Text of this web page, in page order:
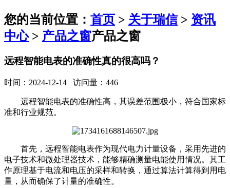
您的当前位置： 首页 > 关于瑞信> 资讯
中心> 产品之窗产品之窗
远程智能电表的准确性真的很高吗？
时间：2024-12-14 访问量：446
远程智能电表的准确性高，其误差范围极小，符合国家标
准和行业规范。
首先，远程智能电表作为现代电力计量设备，采用先进的
电子技术和微处理器技术，能够精确测量电能使用情况。其工
作原理基于电流和电压的采样和转换，通过算法计算得到用电
量，从而确保了计量的准确性。